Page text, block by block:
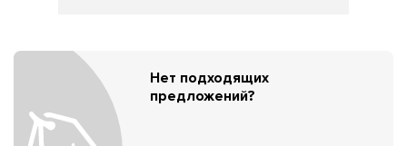
Нет подходящих
предложений?